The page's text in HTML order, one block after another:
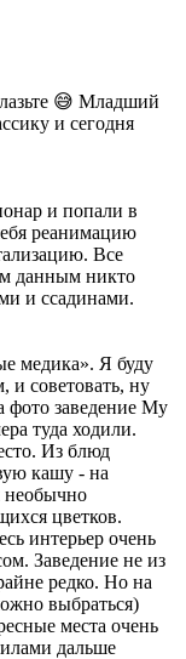
😅 Младший
и сегодня
и попали в
реанимацию
Все
данным никто
и ссадинами.
медика». Я буду
и советовать, ну
фото заведение My
туда ходили.
Из блюд
кашу - на
необычно
цветков.
интерьер очень
Заведение не из
редко. Но на
выбраться)
места очень
дальше